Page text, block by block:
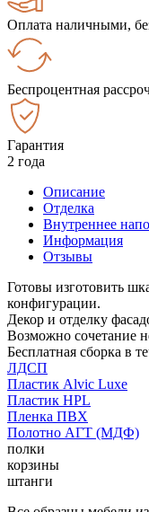
Оплата наличными,
Беспроцентная
Гарантия
2 года
Описание
Отделка
Внутреннее
Информация
Отзывы
Готовы изготовить
конфигурации.
Декор и отделку
Возможно сочетание
Бесплатная сборка в
ЛДСП
Пластик Alvic Luxe
Пластик HPL
Пленка ПВХ
Полотно АГТ (МДФ)
полки
корзины
штанги